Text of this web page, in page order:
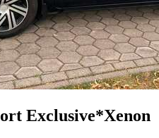
Exclusive*Xenon